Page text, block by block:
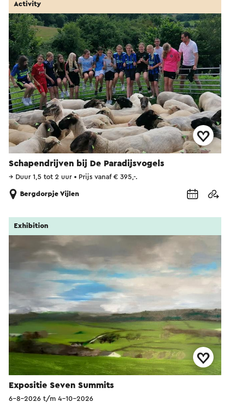
Schapendrijven bij De Paradijsvogels
Activity
→ Duur 1,5 tot 2 uur • Prijs vanaf € 395,-.
Bergdorpje Vijlen
Expositie Seven Summits
Exhibition
6-8-2026 t/m 4-10-2026